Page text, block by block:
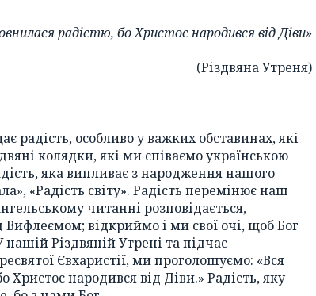
радістю, бо Христос народився від Діви»
(Різдвяна Утреня)
радість, особливо у важких обставинах, які
колядки, які ми співаємо українською
яка випливає з народження нашого
«Радість світу». Радість перемінює наш
читанні розповідається,
відкриймо і ми свої очі, щоб Бог
Різдвяній Утрені та підчас
Євхаристії, ми проголошуємо: «Вся
Христос народився від Діви.» Радість, яку